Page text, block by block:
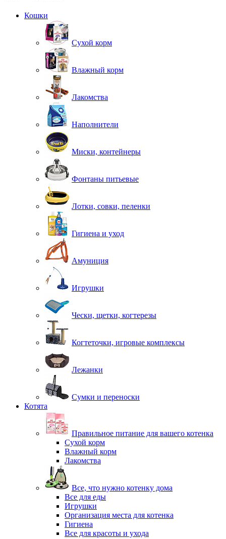
Кошки
Сухой корм
Влажный корм
Лакомства
Наполнители
Миски, контейнеры
Фонтаны питьевые
Лотки, совки, пеленки
Гигиена и уход
Амуниция
Игрушки
Чески, щетки, когтерезы
Когтеточки, игровые комплексы
Лежанки
Сумки и переноски
Котята
Правильное питание для вашего котенка
Сухой корм
Влажный корм
Лакомства
Все, что нужно котенку дома
Все для еды
Игрушки
Организация места для котенка
Гигиена
Все для красоты и ухода